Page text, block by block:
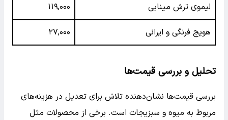
لیموی ترش مینابی ۱۱۹,۰۰۰
هویج فرنگی و ایرانی ۲۷,۰۰۰
تحلیل و بررسی قیمت‌ها
بررسی قیمت‌ها نشان‌دهنده تلاش برای تعدیل در هزینه‌های
مربوط به میوه و سبزیجات است. برخی از محصولات مثل